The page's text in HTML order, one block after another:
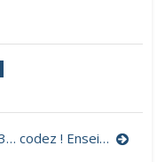
1,2,3… codez ! Enseigner l’informatique à l’école et au collège